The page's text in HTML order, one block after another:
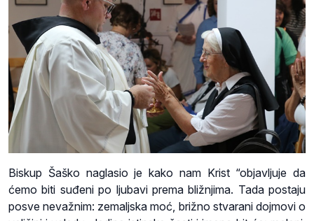
Biskup Šaško naglasio je kako nam Krist “objavljuje da
ćemo biti suđeni po ljubavi prema bližnjima. Tada postaju
posve nevažnim: zemaljska moć, brižno stvarani dojmovi o